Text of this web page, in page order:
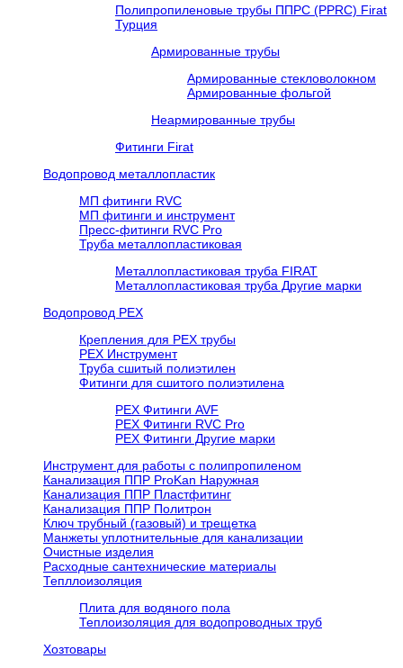
Полипропиленовые трубы ППРС (PPRC) Firat
Турция
Армированные трубы
Армированные стекловолокном
Армированные фольгой
Неармированные трубы
Фитинги Firat
Водопровод металлопластик
МП фитинги RVC
МП фитинги и инструмент
Пресс-фитинги RVC Pro
Труба металлопластиковая
Металлопластиковая труба FIRAT
Металлопластиковая труба Другие марки
Водопровод РЕХ
Крепления для РЕХ трубы
РЕХ Инструмент
Труба сшитый полиэтилен
Фитинги для сшитого полиэтилена
PEX Фитинги AVF
РЕХ Фитинги RVC Pro
РЕХ Фитинги Другие марки
Инструмент для работы с полипропиленом
Канализация ППР ProKan Наружная
Канализация ППР Пластфитинг
Канализация ППР Политрон
Ключ трубный (газовый) и трещетка
Манжеты уплотнительные для канализации
Очистные изделия
Расходные сантехнические материалы
Тепллоизоляция
Плита для водяного пола
Теплоизоляция для водопроводных труб
Хозтовары